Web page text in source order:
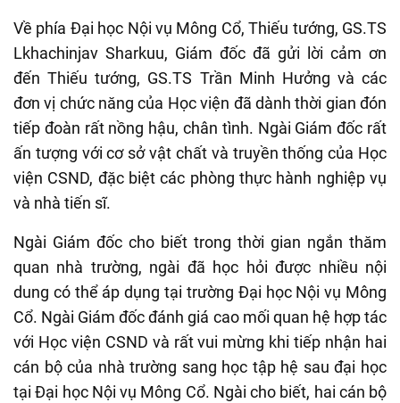
Về phía Đại học Nội vụ Mông Cổ, Thiếu tướng, GS.TS
Lkhachinjav Sharkuu, Giám đốc đã gửi lời cảm ơn
đến Thiếu tướng, GS.TS Trần Minh Hưởng và các
đơn vị chức năng của Học viện đã dành thời gian đón
tiếp đoàn rất nồng hậu, chân tình. Ngài Giám đốc rất
ấn tượng với cơ sở vật chất và truyền thống của Học
viện CSND, đặc biệt các phòng thực hành nghiệp vụ
và nhà tiến sĩ.
Ngài Giám đốc cho biết trong thời gian ngắn thăm
quan nhà trường, ngài đã học hỏi được nhiều nội
dung có thể áp dụng tại trường Đại học Nội vụ Mông
Cổ. Ngài Giám đốc đánh giá cao mối quan hệ hợp tác
với Học viện CSND và rất vui mừng khi tiếp nhận hai
cán bộ của nhà trường sang học tập hệ sau đại học
tại Đại học Nội vụ Mông Cổ. Ngài cho biết, hai cán bộ